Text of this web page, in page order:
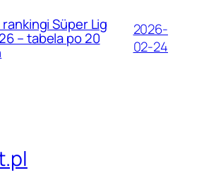
Süper Lig
– tabela po 20
2026-
02-24